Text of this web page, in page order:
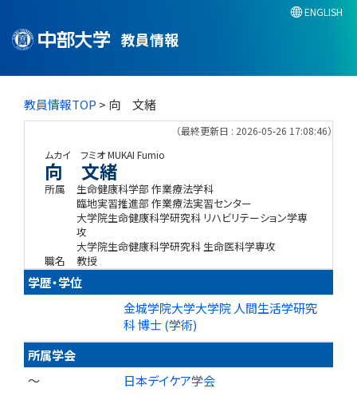
教員情報
ENGLISH
教員情報TOP > 向 文緒
（最終更新日 : 2026-05-26 17:08:46）
ムカイ フミオMUKAI Fumio
向 文緒
所属
生命健康科学部 作業療法学科
臨地実習推進部 作業療法実習センター
大学院生命健康科学研究科 リハビリテーション学専
攻
大学院生命健康科学研究科 生命医科学専攻
職名
教授
学歴・学位
金城学院大学大学院 人間生活学研究
科 博士 (学術)
所属学会
～
日本デイケア学会